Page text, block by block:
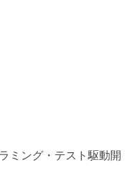
ミング・テスト駆動開